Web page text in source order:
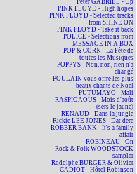
Peter GABRIEL - Up
PINK FLOYD - High hopes
PINK FLOYD - Selected tracks
from SHINE ON
PINK FLOYD - Take it back
POLICE - Selections from
MESSAGE IN A BOX
POP & CORN - La Fête de
toutes les Musiques
POPPYS - Non, non, rien n'a
changé
POULAIN vous offre les plus
beaux chants de Noël
PUTUMAYO - Mali
RASPIGAOUS - Mois d'août
(sers le jaune)
RENAUD - Dans la jungle
Rickie LEE JONES - Dat dere
ROBBER BANK - It's a family
affair
ROBINEAU - On
Rock & Folk WOODSTOCK
sampler
Rodolphe BURGER & Olivier
CADIOT - Hôtel Robinson